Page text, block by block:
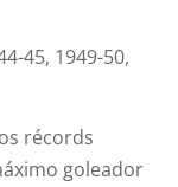
45, 1949-50,
récords
goleador